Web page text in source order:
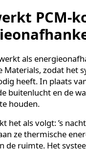
aan
wat bijdraagt
managers en
ondernemen,
werkt